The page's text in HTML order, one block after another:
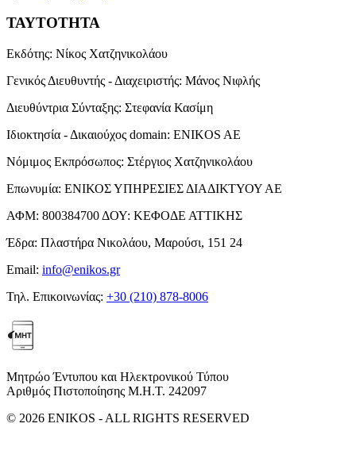
ΤΑΥΤΟΤΗΤΑ
Εκδότης: Νίκος Χατζηνικολάου
Γενικός Διευθυντής - Διαχειριστής: Μάνος Νιφλής
Διευθύντρια Σύνταξης: Στεφανία Κασίμη
Ιδιοκτησία - Δικαιούχος domain: ENIKOS AE
Νόμιμος Εκπρόσωπος: Στέργιος Χατζηνικολάου
Επωνυμία: ΕΝΙΚΟΣ ΥΠΗΡΕΣΙΕΣ ΔΙΑΔΙΚΤΥΟΥ ΑΕ
ΑΦΜ: 800384700 ΔΟΥ: ΚΕΦΟΔΕ ΑΤΤΙΚΗΣ
Έδρα: Πλαστήρα Νικολάου, Μαρούσι, 151 24
Email: info@enikos.gr
Τηλ. Επικοινωνίας: +30 (210) 878-8006
Μητρώο Έντυπου και Ηλεκτρονικού Τύπου
Αριθμός Πιστοποίησης Μ.Η.Τ. 242097
© 2026 ENIKOS - ALL RIGHTS RESERVED